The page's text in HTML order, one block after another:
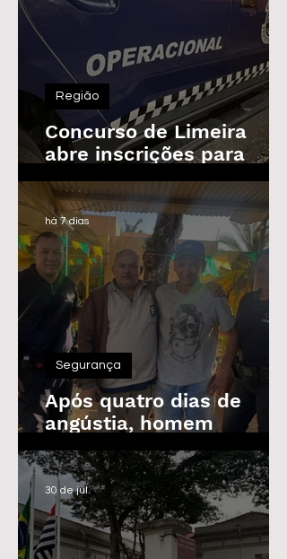
Concurso de Limeira
abre inscrições para
Guarda Civil, Trânsito e
Defesa Civil com 30
vagas imediatas
Região
Após quatro dias de
angústia, homem
desaparecido é
encontrado em Araras
Segurança
há 7 dias
30 de jul.